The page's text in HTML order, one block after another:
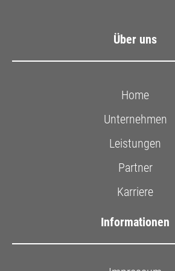
Über uns
Home
Unternehmen
Leistungen
Partner
Karriere